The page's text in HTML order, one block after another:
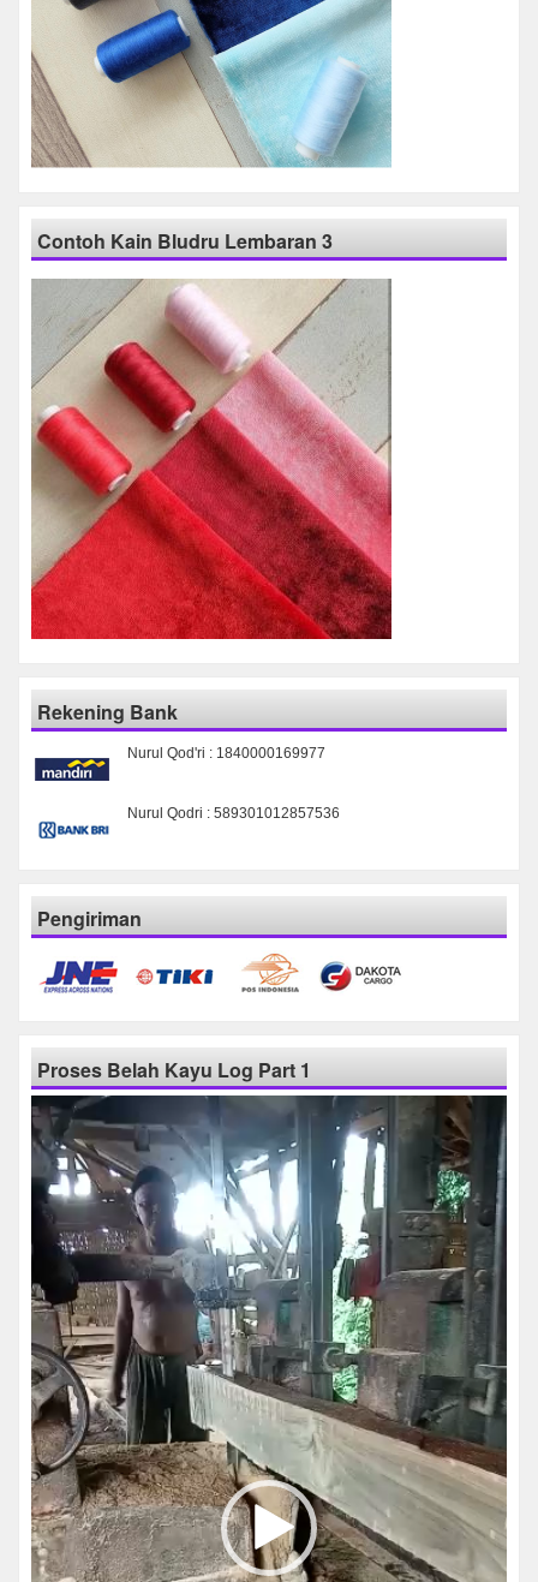
Contoh Kain Bludru Lembaran 3
Rekening Bank
Nurul Qod'ri : 1840000169977
Nurul Qodri : 589301012857536
Pengiriman
Proses Belah Kayu Log Part 1
Pemutar
Video